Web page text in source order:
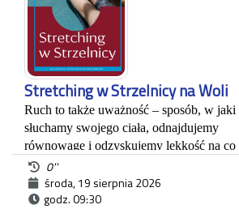
Stretching w Strzelnicy na Woli
Ruch to także uważność – sposób, w jaki
słuchamy swojego ciała, odnajdujemy
równowagę i odzyskujemy lekkość na co
dzień. Dlatego zapraszamy na zajęcia ze
stretchingu dla kobiet, które chcą zadbać o
elastyczność ciała, wyciszenie i komfort
0''
środa, 19 sierpnia 2026
godz. 09:30